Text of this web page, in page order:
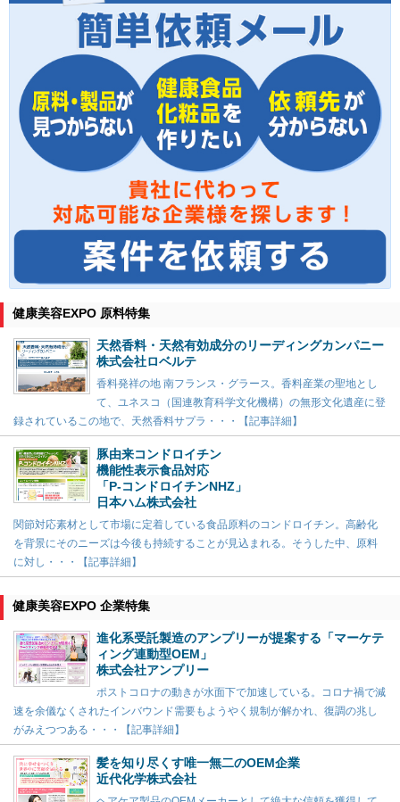
健康美容EXPO 原料特集
天然香料・天然有効成分のリーディングカンパニー
株式会社ロベルテ
香料発祥の地 南フランス・グラース。香料産業の聖地とし
て、ユネスコ（国連教育科学文化機構）の無形文化遺産に登
録されているこの地で、天然香料サプラ・・・【記事詳細】
豚由来コンドロイチン
機能性表示食品対応
「P-コンドロイチンNHZ」
日本ハム株式会社
関節対応素材として市場に定着している食品原料のコンドロイチン。高齢化
を背景にそのニーズは今後も持続することが見込まれる。そうした中、原料
に対し・・・【記事詳細】
健康美容EXPO 企業特集
進化系受託製造のアンプリーが提案する「マーケテ
ィング連動型OEM」
株式会社アンプリー
ポストコロナの動きが水面下で加速している。コロナ禍で減
速を余儀なくされたインバウンド需要もようやく規制が解かれ、復調の兆し
がみえつつある・・・【記事詳細】
髪を知り尽くす唯一無二のOEM企業
近代化学株式会社